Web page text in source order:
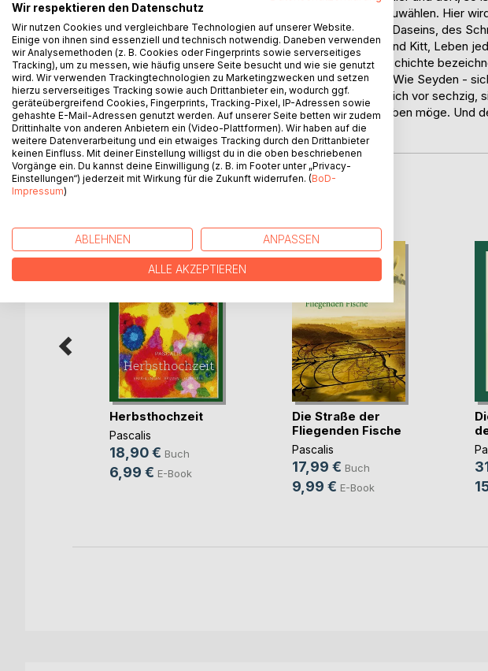
Doch hat er zu bündeln, zu verdichten, zu markieren, auszuwählen. Hier
Seiner Gabe, die scheu um das Geheimnis des Tuns, des Daseins, des
vergessen lässt, dass letztere Basis und Gerüst, Antrieb und Kitt, Leben
Den Inhalt bilden drei Geschichten, die jede als Liebesgeschichte
Regnum Tuum - senkrecht nach oben weist. Die zweite - Wie Seyden -
Würzwisch und Tränenkraut - den Abgrund aufzeigt, der sich vor sechzig,
Den noch einmal zu erfahren jedem für immer erspart bleiben möge. Und
von äußerster Schönheit enthält.
WEITERE TITEL BEI
Herbsthochzeit
Pascalis
18,90 € Buch
6,99 € E-Book
Die Straße der
Fliegenden Fische
Pascalis
17,99 € Buch
9,99 € E-Book
Wir respektieren den Datenschutz
Wir nutzen Cookies und vergleichbare Technologien auf unserer Website.
Einige von ihnen sind essenziell und technisch notwendig. Daneben verwenden
wir Analysemethoden (z. B. Cookies oder Fingerprints sowie serverseitiges
Tracking), um zu messen, wie häufig unsere Seite besucht und wie sie genutzt
wird. Wir verwenden Trackingtechnologien zu Marketingzwecken und setzen
hierzu serverseitiges Tracking sowie auch Drittanbieter ein, wodurch ggf.
geräteübergreifend Cookies, Fingerprints, Tracking-Pixel, IP-Adressen sowie
gehashte E-Mail-Adressen genutzt werden. Auf unserer Seite betten wir zudem
Drittinhalte von anderen Anbietern ein (Video-Plattformen). Wir haben auf die
weitere Datenverarbeitung und ein etwaiges Tracking durch den Drittanbieter
keinen Einfluss. Mit deiner Einstellung willigst du in die oben beschriebenen
Vorgänge ein. Du kannst deine Einwilligung (z. B. im Footer unter „Privacy-
Einstellungen“) jederzeit mit Wirkung für die Zukunft widerrufen. (BoD-
Impressum)
ABLEHNEN ANPASSEN
ALLE AKZEPTIEREN